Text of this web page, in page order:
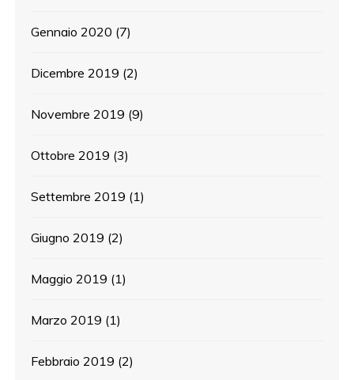
Gennaio 2020 (7)
Dicembre 2019 (2)
Novembre 2019 (9)
Ottobre 2019 (3)
Settembre 2019 (1)
Giugno 2019 (2)
Maggio 2019 (1)
Marzo 2019 (1)
Febbraio 2019 (2)